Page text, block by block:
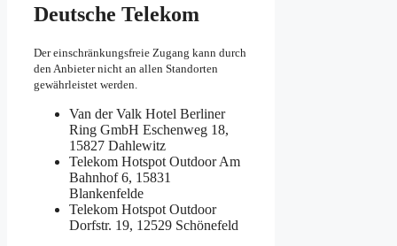
Deutsche Telekom
Der einschränkungsfreie Zugang kann durch
den Anbieter nicht an allen Standorten
gewährleistet werden.
Van der Valk Hotel Berliner
Ring GmbH Eschenweg 18,
15827 Dahlewitz
Telekom Hotspot OutdoorAm
Bahnhof 6, 15831
Blankenfelde
Telekom Hotspot Outdoor
Dorfstr. 19, 12529 Schönefeld